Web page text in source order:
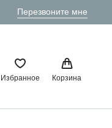
Перезвоните мне
Избранное Корзина